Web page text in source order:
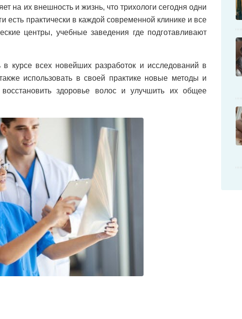
на их внешность и жизнь, что трихологи сегодня одни
есть практически в каждой современной клинике и все
центры, учебные заведения где подготавливают
курсе всех новейших разработок и исследований в
использовать в своей практике новые методы и
здоровье волос и улучшить их общее